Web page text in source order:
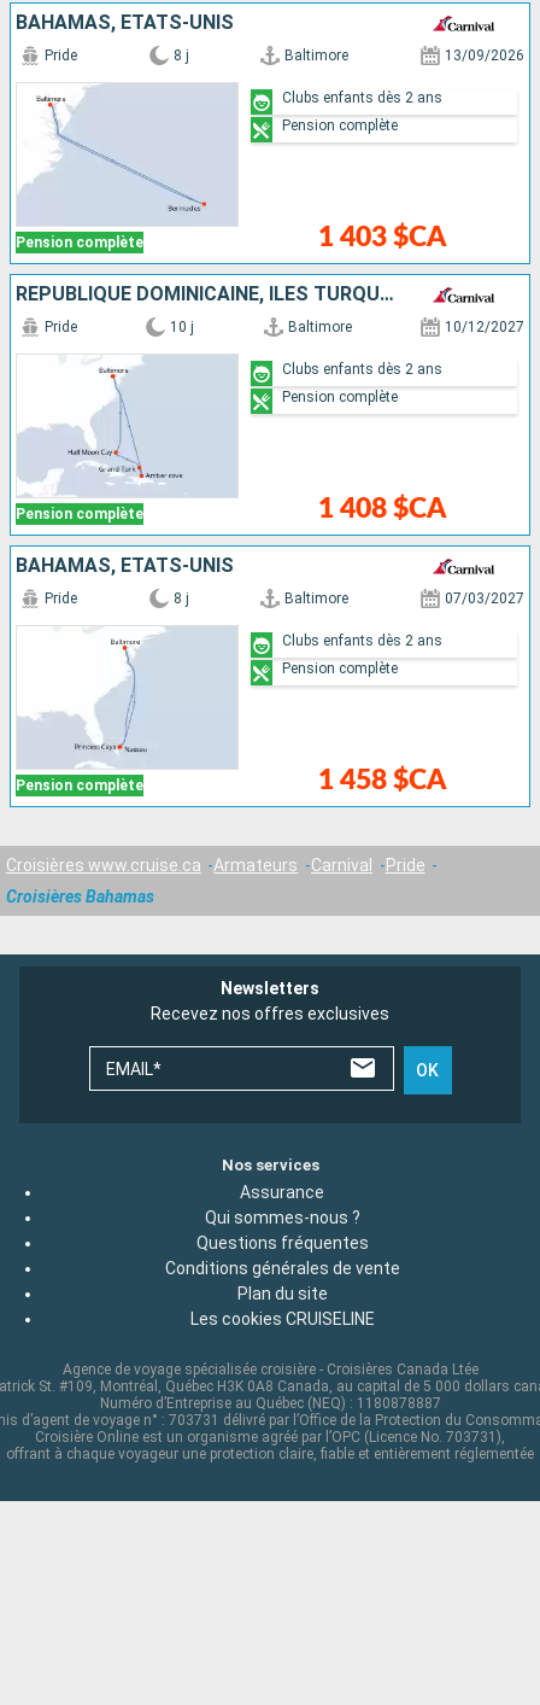
BAHAMAS, ÉTATS-UNIS
Pension complète
Pride 8 j Baltimore 13/09/2026
1 403 $CA
Clubs enfants dès 2 ans
Pension complète
RÉPUBLIQUE DOMINICAINE, ÎLES TURQUES-ET-CAÏQUES, BAHAMAS, ÉTATS-UNIS
Pension complète
Pride 10 j Baltimore 10/12/2027
1 408 $CA
Clubs enfants dès 2 ans
Pension complète
BAHAMAS, ÉTATS-UNIS
Pension complète
Pride 8 j Baltimore 07/03/2027
1 458 $CA
Clubs enfants dès 2 ans
Pension complète
Croisières www.cruise.ca Armateurs Carnival
Pride
Croisières Bahamas
Newsletters
Recevez nos offres exclusives
EMAIL* OK
Nos services
Assurance
Qui sommes-nous ?
Questions fréquentes
Conditions générales de vente
Plan du site
Les cookies CRUISELINE
Agence de voyage spécialisée croisière - Croisières Canada Ltée
St. #109, Montréal, Québec H3K 0A8 Canada, au capital de 5 000 dollars
Numéro d’Entreprise au Québec (NEQ) : 1180878887
d’agent de voyage n° : 703731 délivré par l’Office de la Protection du
Croisière Online est un organisme agréé par l’OPC (Licence No. 703731),
offrant à chaque voyageur une protection claire, fiable et entièrement réglementée